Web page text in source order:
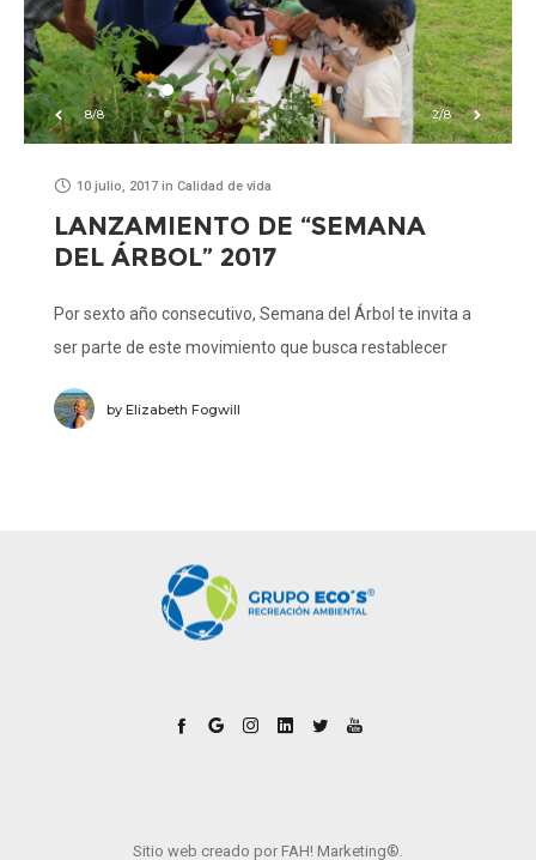
8/8 2/8
10 julio, 2017 in Calidad de vida
LANZAMIENTO DE “SEMANA
DEL ÁRBOL” 2017
Por sexto año consecutivo, Semana del Árbol te invita a
ser parte de este movimiento que busca restablecer
fundamental de plantar un árbol nativo.
by Elizabeth Fogwill
Sitio web creado por FAH! Marketing®.